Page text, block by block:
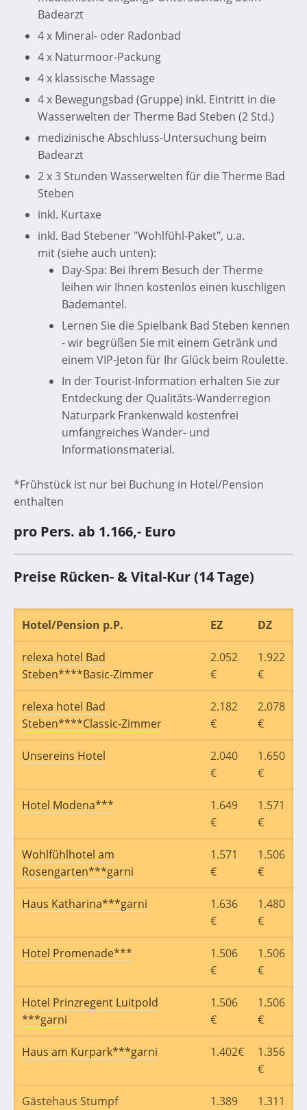
Badearzt
4 x Mineral- oder Radonbad
4 x Naturmoor-Packung
4 x klassische Massage
4 x Bewegungsbad (Gruppe) inkl. Eintritt in die
Wasserwelten der Therme Bad Steben (2 Std.)
medizinische Abschluss-Untersuchung beim
Badearzt
2 x 3 Stunden Wasserwelten für die Therme Bad
Steben
inkl. Kurtaxe
inkl. Bad Stebener "Wohlfühl-Paket", u.a.
mit (siehe auch unten):
Day-Spa: Bei Ihrem Besuch der Therme
leihen wir Ihnen kostenlos einen kuschligen
Bademantel.
Lernen Sie die Spielbank Bad Steben kennen
- wir begrüßen Sie mit einem Getränk und
einem VIP-Jeton für Ihr Glück beim Roulette.
In der Tourist-Information erhalten Sie zur
Entdeckung der Qualitäts-Wanderregion
Naturpark Frankenwald kostenfrei
umfangreiches Wander- und
Informationsmaterial.
*Frühstück ist nur bei Buchung in Hotel/Pension
enthalten
pro Pers. ab 1.166,- Euro
Preise Rücken- & Vital-Kur(14 Tage)
Hotel/Pension p.P. EZ DZ
relexa hotel Bad
Steben****Basic-Zimmer
2.052
€
1.922
€
relexa hotel Bad
Steben****Classic-Zimmer
2.182
€
2.078
€
Unsereins Hotel
2.040
€
1.650
€
Hotel Modena***
1.649
€
1.571
€
Wohlfühlhotel am
Rosengarten***garni
1.571
€
1.506
€
Haus Katharina***garni
1.636
€
1.480
€
Hotel Promenade***
1.506
€
1.506
€
Hotel Prinzregent Luitpold
***garni
1.506
€
1.506
€
Haus am Kurpark***garni 1.402€
1.356
€
Gästehaus Stumpf
1.389
1.311